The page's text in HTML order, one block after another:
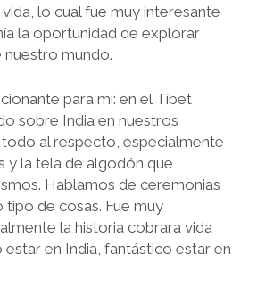
lo cual fue muy interesante
la oportunidad de explorar
mundo.
para mí: en el Tíbet
sobre India en nuestros
al respecto, especialmente
y la tela de algodón que
Hablamos de ceremonias
de cosas. Fue muy
la historia cobrara vida
estar en India, fantástico estar en